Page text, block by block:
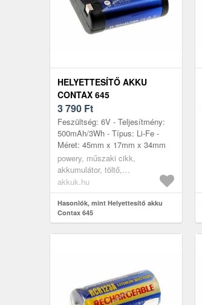
HELYETTESÍTŐ AKKU
CONTAX 645
3 790 Ft
Feszültség: 6V - Teljesítmény:
500mAh/3Wh - Típus: Li-Fe -
Méret: 45mm x 17mm x 34mm
powery, műszaki cikk,
akkumulátor, töltő,
digitáliskamera akkumulátor
akkuk.hu
Hasonlók, mint Helyettesítő akku
Contax 645